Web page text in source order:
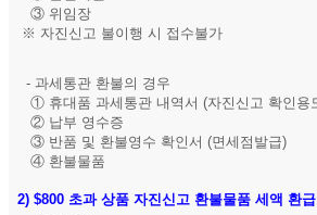
③ 위임장
※ 자진신고 불이행 시 접수불가
- 과세통관 환불의 경우
① 휴대품 과세통관 내역서 (자진신고 확인용
② 납부 영수증
③ 반품 및 환불영수 확인서 (면세점발급)
④ 환불물품
2) $800 초과 상품 자진신고 환불물품 세액 환